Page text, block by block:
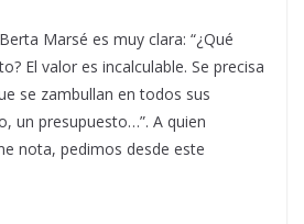
Marsé es muy clara: “¿Qué
El valor es incalculable. Se precisa
se zambullan en todos sus
un presupuesto…”. A quien
nota, pedimos desde este